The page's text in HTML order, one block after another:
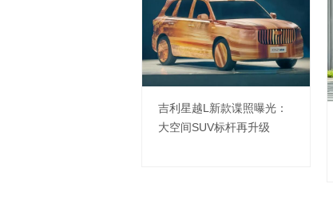
吉利星越L新款谍照曝光：
大空间SUV标杆再升级